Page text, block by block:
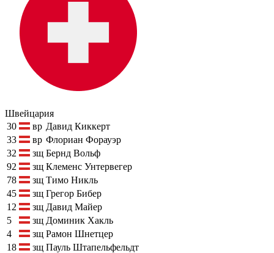
Швейцария
30
вр Давид Киккерт
33
вр Флориан Форауэр
32
зщ Бернд Вольф
92
зщ Клеменс Унтервегер
78
зщ Тимо Никль
45
зщ Грегор Бибер
12
зщ Давид Майер
5
зщ Доминик Хакль
4
зщ Рамон Шнетцер
18
зщ Пауль Штапельфельдт